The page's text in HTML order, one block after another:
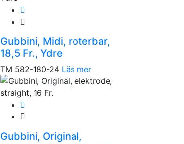
Gubbini, Midi, roterbar,
18,5 Fr., Ydre
TM 582-180-24 Läs mer
Gubbini, Original,